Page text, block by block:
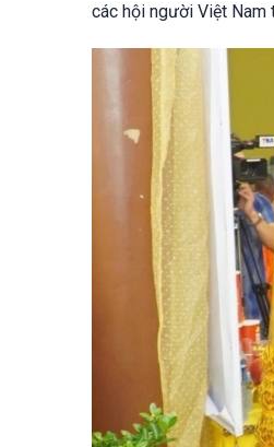
các hội người Việt